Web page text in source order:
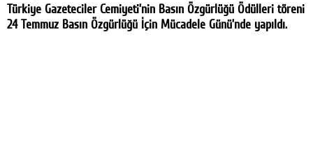
Türkiye Gazeteciler Cemiyeti’nin Basın Özgürlüğü Ödülleri töreni
24 Temmuz Basın Özgürlüğü İçin Mücadele Günü’nde yapıldı.